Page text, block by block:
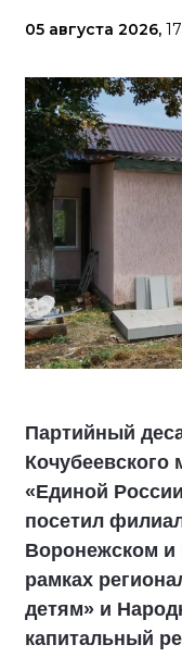
05 августа 2026,
Партийный
Кочубеевского
«Единой
посетил
Воронежском и
рамках
детям» и
капитальный